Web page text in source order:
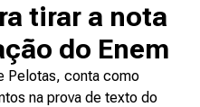
tirar a nota
do Enem
Pelotas, conta como
na prova de texto do